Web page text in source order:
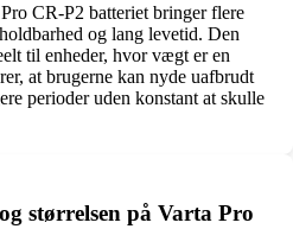
CR-P2 batteriet bringer flere
og lang levetid. Den
til enheder, hvor vægt er en
at brugerne kan nyde uafbrudt
perioder uden konstant at skulle
størrelsen på Varta Pro